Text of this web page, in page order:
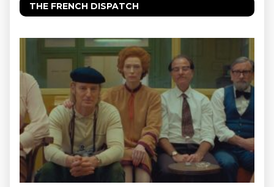
THE FRENCH DISPATCH